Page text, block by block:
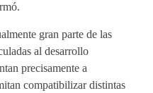
gran parte de las
al desarrollo
precisamente a
compatibilizar distintas